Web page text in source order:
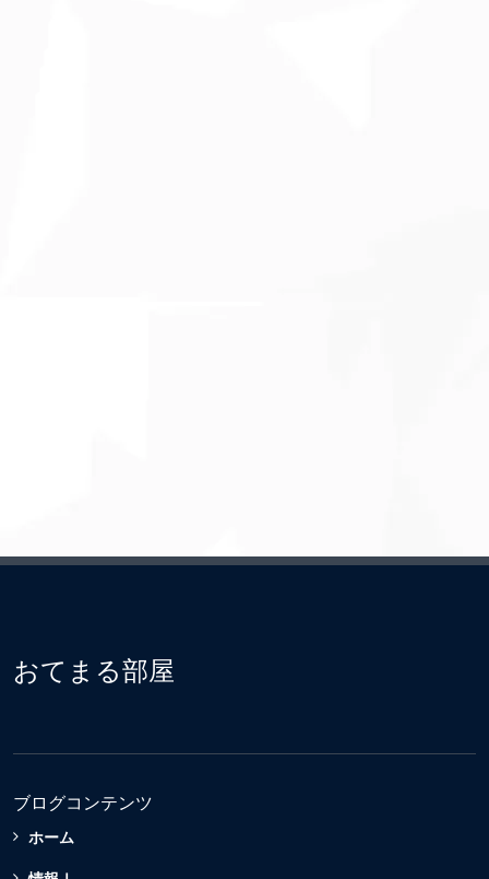
おてまる部屋
ブログコンテンツ
ホーム